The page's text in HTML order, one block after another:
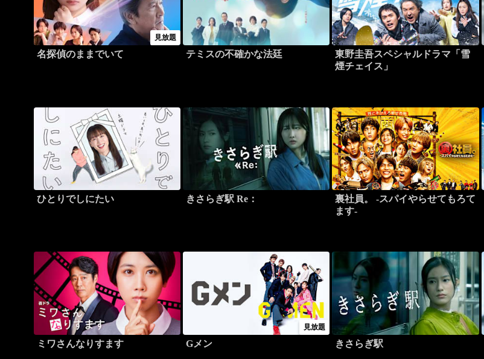
見放題
名探偵のままでいて テミスの不確かな法廷
東野圭吾スペシャルドラマ「雪
煙チェイス」
ひとりでしにたい きさらぎ駅 Re：
裏社員。 -スパイやらせてもろて
ます-
ミワさんなりすます
見放題
Gメン きさらぎ駅